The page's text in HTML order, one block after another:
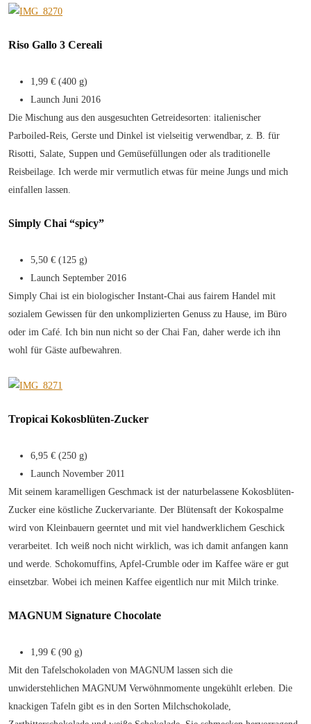
Riso Gallo 3 Cereali
1,99 € (400 g)
Launch Juni 2016
Die Mischung aus den ausgesuchten Getreidesorten: italienischer
Parboiled-Reis, Gerste und Dinkel ist vielseitig verwendbar, z. B. für
Risotti, Salate, Suppen und Gemüsefüllungen oder als traditionelle
Reisbeilage. Ich werde mir vermutlich etwas für meine Jungs und mich
einfallen lassen.
Simply Chai “spicy”
5,50 € (125 g)
Launch September 2016
Simply Chai ist ein biologischer Instant-Chai aus fairem Handel mit
sozialem Gewissen für den unkomplizierten Genuss zu Hause, im Büro
oder im Café. Ich bin nun nicht so der Chai Fan, daher werde ich ihn
wohl für Gäste aufbewahren.
Tropicai Kokosblüten-Zucker
6,95 € (250 g)
Launch November 2011
Mit seinem karamelligen Geschmack ist der naturbelassene Kokosblüten-
Zucker eine köstliche Zuckervariante. Der Blütensaft der Kokospalme
wird von Kleinbauern geerntet und mit viel handwerklichem Geschick
verarbeitet. Ich weiß noch nicht wirklich, was ich damit anfangen kann
und werde. Schokomuffins, Apfel-Crumble oder im Kaffee wäre er gut
einsetzbar. Wobei ich meinen Kaffee eigentlich nur mit Milch trinke.
MAGNUM Signature Chocolate
1,99 € (90 g)
Mit den Tafelschokoladen von MAGNUM lassen sich die
unwiderstehlichen MAGNUM Verwöhnmomente ungekühlt erleben. Die
knackigen Tafeln gibt es in den Sorten Milchschokolade,